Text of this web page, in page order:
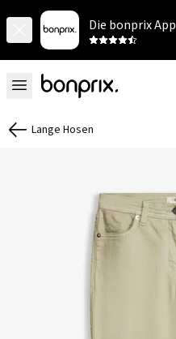
Die bonprix App
Lange Hosen